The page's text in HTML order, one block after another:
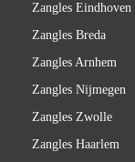
Zangles Eindhoven
Zangles Breda
Zangles Arnhem
Zangles Nijmegen
Zangles Zwolle
Zangles Haarlem